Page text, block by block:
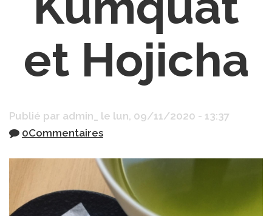
et Hojicha
Publié par admin_ le lun, 09/11/2020 - 13:37
0Commentaires
kohaku.jpg